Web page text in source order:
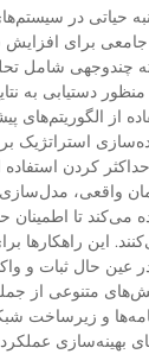
حیاتی در
برای افزایش
چندوجهی شامل
دستیابی به
از الگوریتم‌های
استراتژیک
کردن استفاده
واقعی، مدل‌سازی
می‌کند تا
این راهکارها
عین حال ثبات و
متنوعی از
و زیرساخت
بهینه‌سازی